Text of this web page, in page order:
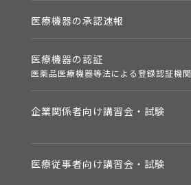
医療機器の承認速報
医療機器の認証
医薬品医療機器等法による登録認証機関
企業関係者向け講習会・試験
医療従事者向け講習会・試験